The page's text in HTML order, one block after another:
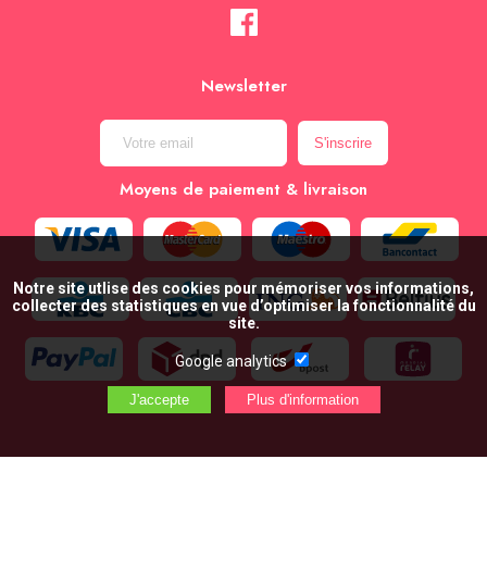
Newsletter
Moyens de paiement & livraison
Notre site utlise des cookies pour mémoriser vos informations,
collecter des statistiques en vue d’optimiser la fonctionnalité du
site.
Google analytics